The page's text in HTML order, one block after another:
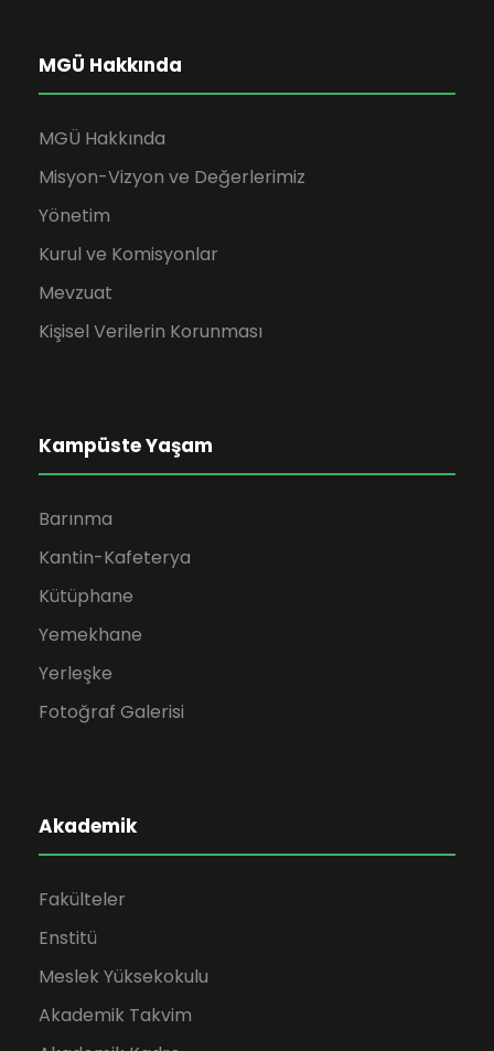
MGÜ Hakkında
MGÜ Hakkında
Misyon-Vizyon ve Değerlerimiz
Yönetim
Kurul ve Komisyonlar
Mevzuat
Kişisel Verilerin Korunması
Kampüste Yaşam
Barınma
Kantin-Kafeterya
Kütüphane
Yemekhane
Yerleşke
Fotoğraf Galerisi
Akademik
Fakülteler
Enstitü
Meslek Yüksekokulu
Akademik Takvim